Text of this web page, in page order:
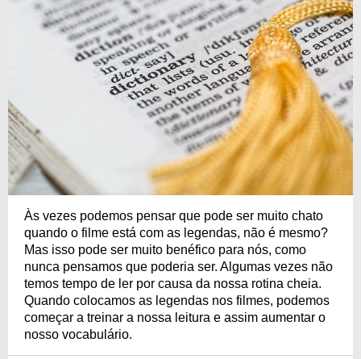
Às vezes podemos pensar que pode ser muito chato
quando o filme está com as legendas, não é mesmo?
Mas isso pode ser muito benéfico para nós, como
nunca pensamos que poderia ser. Algumas vezes não
temos tempo de ler por causa da nossa rotina cheia.
Quando colocamos as legendas nos filmes, podemos
começar a treinar a nossa leitura e assim aumentar o
nosso vocabulário.